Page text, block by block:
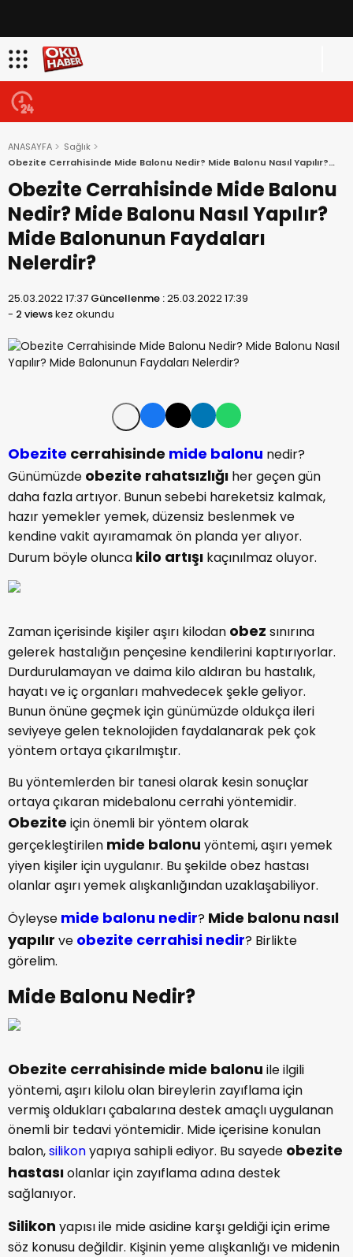
ANASAYFA
Sağlık
Obezite Cerrahisinde Mide Balonu Nedir? Mide Balonu Nasıl Yapılır?
Mide Balonunun Faydaları Nelerdir?
Obezite Cerrahisinde Mide Balonu
Nedir? Mide Balonu Nasıl Yapılır?
Mide Balonunun Faydaları
Nelerdir?
25.03.2022 17:37 Güncellenme :25.03.2022 17:39
- 2 viewskez okundu
Obezite cerrahisinde mide balonu nedir?
Günümüzde obezite rahatsızlığı her geçen gün
daha fazla artıyor. Bunun sebebi hareketsiz kalmak,
hazır yemekler yemek, düzensiz beslenmek ve
kendine vakit ayıramamak ön planda yer alıyor.
Durum böyle olunca kilo artışı kaçınılmaz oluyor.
Zaman içerisinde kişiler aşırı kilodan obez sınırına
gelerek hastalığın pençesine kendilerini kaptırıyorlar.
Durdurulamayan ve daima kilo aldıran bu hastalık,
hayatı ve iç organları mahvedecek şekle geliyor.
Bunun önüne geçmek için günümüzde oldukça ileri
seviyeye gelen teknolojiden faydalanarak pek çok
yöntem ortaya çıkarılmıştır.
Bu yöntemlerden bir tanesi olarak kesin sonuçlar
ortaya çıkaran midebalonu cerrahi yöntemidir.
Obezite için önemli bir yöntem olarak
gerçekleştirilen mide balonu yöntemi, aşırı yemek
yiyen kişiler için uygulanır. Bu şekilde obez hastası
olanlar aşırı yemek alışkanlığından uzaklaşabiliyor.
Öyleyse mide balonu nedir? Mide balonu nasıl
yapılır ve obezite cerrahisi nedir? Birlikte
görelim.
Mide Balonu Nedir?
Obezite cerrahisinde mide balonu ile ilgili
yöntemi, aşırı kilolu olan bireylerin zayıflama için
vermiş oldukları çabalarına destek amaçlı uygulanan
önemli bir tedavi yöntemidir. Mide içerisine konulan
balon,silikonyapıya sahipli ediyor. Bu sayede obezite
hastasıolanlar için zayıflama adına destek
sağlanıyor.
Silikon yapısı ile mide asidine karşı geldiği için erime
söz konusu değildir. Kişinin yeme alışkanlığı ve midenin